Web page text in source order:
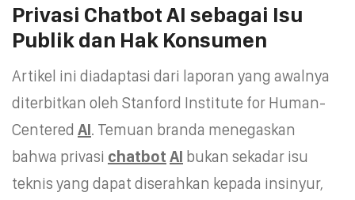
Privasi Chatbot AI sebagai Isu
Publik dan Hak Konsumen
Artikel ini diadaptasi dari laporan yang awalnya
diterbitkan oleh Stanford Institute for Human-
Centered AI. Temuan branda menegaskan
bahwa privasi chatbot AI bukan sekadar isu
teknis yang dapat diserahkan kepada insinyur,